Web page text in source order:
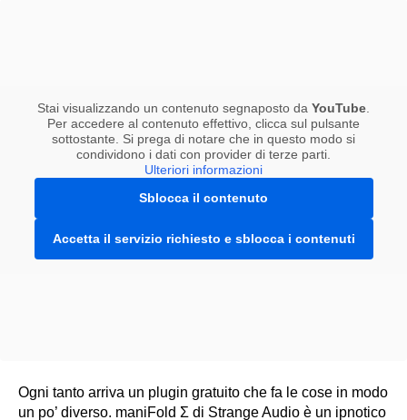
Stai visualizzando un contenuto segnaposto da YouTube
Per accedere al contenuto effettivo, clicca sul pulsante
sottostante. Si prega di notare che in questo modo si
condividono i dati con provider di terze parti.
Ulteriori informazioni
Sblocca il contenuto
Accetta il servizio richiesto e sblocca i contenuti
Ogni tanto arriva un plugin gratuito che fa le cose in modo
un po’ diverso. maniFold Σ di Strange Audio è un ipnotico